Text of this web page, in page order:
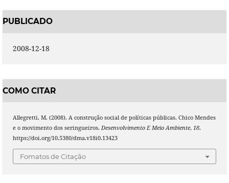
PUBLICADO
2008-12-18
COMO CITAR
Allegretti, M. (2008). A construção social de políticas públicas. Chico Mendes
e o movimento dos seringueiros. Desenvolvimento E Meio Ambiente, 18.
https://doi.org/10.5380/dma.v18i0.13423
Fomatos de Citação